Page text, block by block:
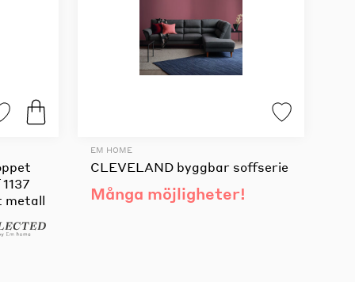
metall
EM HOME
CLEVELAND byggbar soffserie
Många möjligheter!